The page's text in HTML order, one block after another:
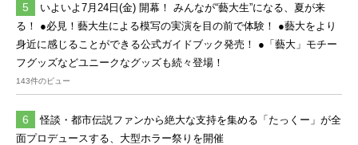
いよいよ7月24日(金) 開幕！ みんなが“藝大生”になる、夏が来
る！ ●必見！藝大生による模写の実演を目の前で体験！ ●藝大をより
身近に感じることができる公式ガイドブック発売！ ●「藝大」モチー
フグッズなどユニークなグッズも続々登場！
143件のビュー
怪談・都市伝説ファンから絶大な支持を集める「たっくー」が全
面プロデュースする、大型ホラー祭りを開催